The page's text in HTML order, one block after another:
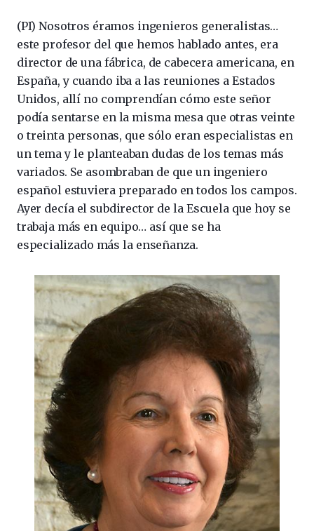
(PI) Nosotros éramos ingenieros generalistas…
este profesor del que hemos hablado antes, era
director de una fábrica, de cabecera americana, en
España, y cuando iba a las reuniones a Estados
Unidos, allí no comprendían cómo este señor
podía sentarse en la misma mesa que otras veinte
o treinta personas, que sólo eran especialistas en
un tema y le planteaban dudas de los temas más
variados. Se asombraban de que un ingeniero
español estuviera preparado en todos los campos.
Ayer decía el subdirector de la Escuela que hoy se
trabaja más en equipo… así que se ha
especializado más la enseñanza.